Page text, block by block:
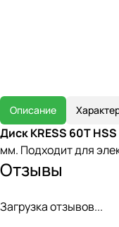
Описание
Диск KRESS 60T
мм. Подходит для
Отзывы
Загрузка отзывов...